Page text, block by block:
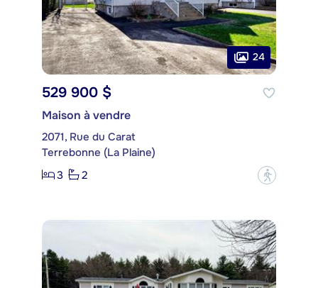
24
529 900 $
Maison à vendre
2071, Rue du Carat
Terrebonne (La Plaine)
3
2 ?